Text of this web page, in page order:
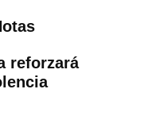
reforzará